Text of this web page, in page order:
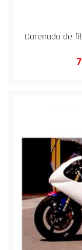
Carenado de